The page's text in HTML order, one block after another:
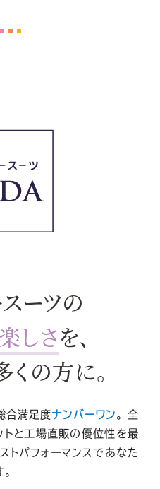
さ
ーツの
楽しさを、
くの方に。
合満足度ナンバーワン 。
全
トと工場直販の優位性を最
トパフォーマンスであなた